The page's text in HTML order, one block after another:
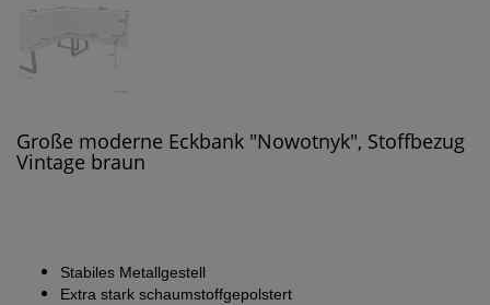
Große moderne Eckbank "Nowotnyk", Stoffbezug
Vintage braun
Stabiles Metallgestell
Extra stark schaumstoffgepolstert